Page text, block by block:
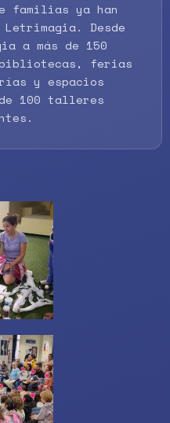
familias ya han
Desde
a más de 150
bibliotecas, ferias
y espacios
100 talleres